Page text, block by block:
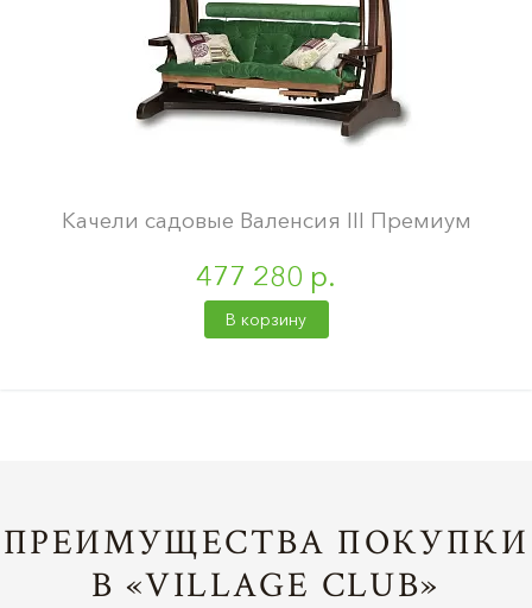
Качели садовые Валенсия III Премиум
477 280 р.
В корзину
ПРЕИМУЩЕСТВА ПОКУПКИ
В «VILLAGE CLUB»